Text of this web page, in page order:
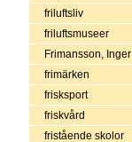
friluftsliv
friluftsmuseer
Frimansson, Inger
frimärken
frisksport
friskvård
fristående skolor